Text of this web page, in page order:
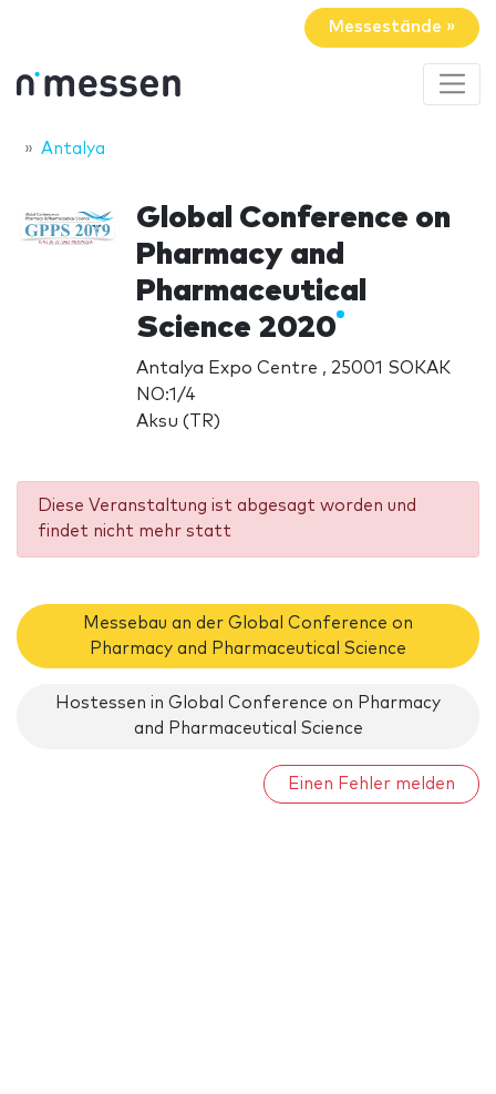
Messestände »
Antalya
Global Conference on
Pharmacy and
Pharmaceutical
Science 2020
Antalya Expo Centre , 25001 SOKAK
NO:1/4
Aksu (TR)
Diese Veranstaltung ist abgesagt worden und
findet nicht mehr statt
Messebau an der Global Conference on
Pharmacy and Pharmaceutical Science
Hostessen in Global Conference on Pharmacy
and Pharmaceutical Science
Einen Fehler melden